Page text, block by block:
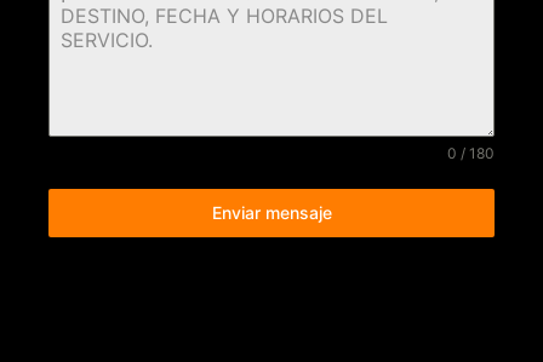
0 / 180
Enviar mensaje